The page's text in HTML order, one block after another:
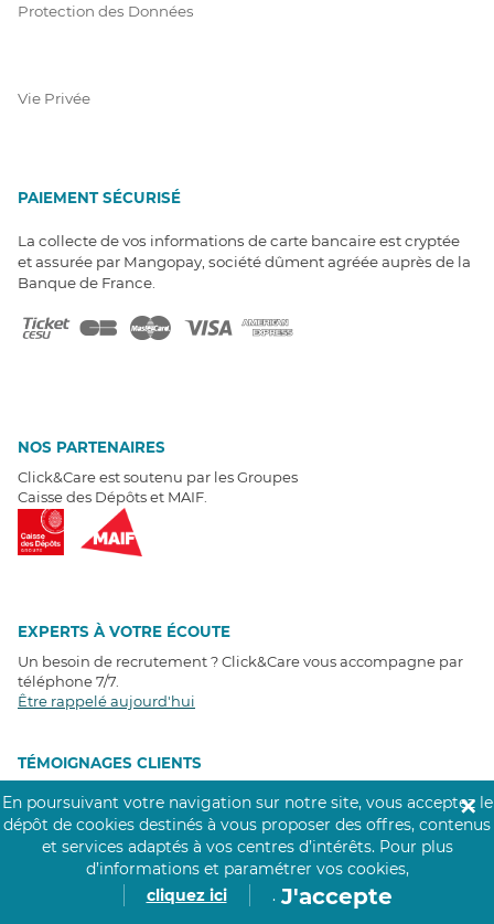
Protection des Données
Vie Privée
PAIEMENT SÉCURISÉ
La collecte de vos informations de carte bancaire est cryptée
et assurée par Mangopay, société dûment agréée auprès de la
Banque de France.
NOS PARTENAIRES
Click&Care est soutenu par les Groupes
Caisse des Dépôts et MAIF.
EXPERTS À VOTRE ÉCOUTE
Un besoin de recrutement ? Click&Care vous accompagne par
téléphone 7/7
Être rappelé aujourd'hui
TÉMOIGNAGES CLIENTS
4,6/5
Avis clientsrécoltés sur
Google
En poursuivant votre navigation sur notre site, vous acceptez le
dépôt de cookies destinés à vous proposer des offres, contenus
et services adaptés à vos centres d’intérêts. Pour plus
d’informations et paramétrer vos cookies,
cliquez ici
. J'accepte
✕